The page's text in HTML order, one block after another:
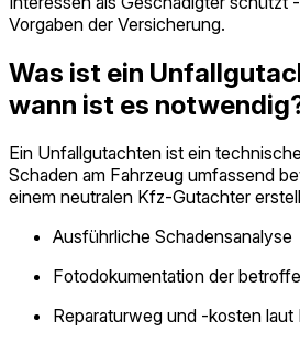
Vorgaben der Versicherung.
Was ist ein
wann ist es
Ein Unfallgutachten ist ein
Schaden am Fahrzeug umfassend
einem neutralen Kfz-Gutachter
Ausführliche Schadensanalyse
Fotodokumentation der
Reparaturweg und -kosten